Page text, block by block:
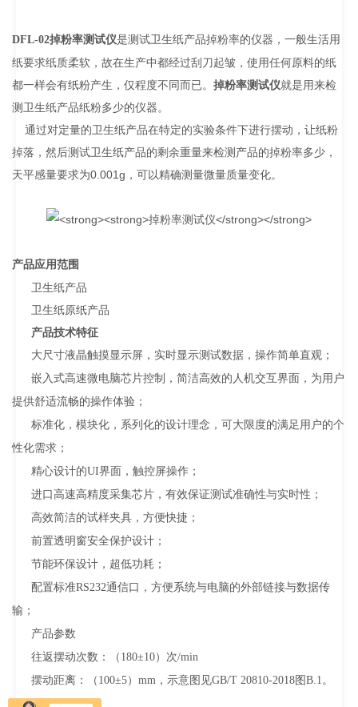
DFL-02掉粉率测试仪是测试卫生纸产品掉粉率的仪器，一般生活用
纸要求纸质柔软，故在生产中都经过刮刀起皱，使用任何原料的纸
都一样会有纸粉产生，仅程度不同而已。掉粉率测试仪就是用来检
测卫生纸产品纸粉多少的仪器。
通过对定量的卫生纸产品在特定的实验条件下进行摆动，让纸粉
掉落，然后测试卫生纸产品的剩余重量来检测产品的掉粉率多少，
天平感量要求为0.001g，可以精确测量微量质量变化。
产品应用范围
卫生纸产品
卫生纸原纸产品
产品技术特征
大尺寸液晶触摸显示屏，实时显示测试数据，操作简单直观；
嵌入式高速微电脑芯片控制，简洁高效的人机交互界面，为用户
提供舒适流畅的操作体验；
标准化，模块化，系列化的设计理念，可大限度的满足用户的个
性化需求；
精心设计的UI界面，触控屏操作；
进口高速高精度采集芯片，有效保证测试准确性与实时性；
高效简洁的试样夹具，方便快捷；
前置透明窗安全保护设计；
节能环保设计，超低功耗；
配置标准RS232通信口，方便系统与电脑的外部链接与数据传
输；
产品参数
往返摆动次数：（180±10）次/min
摆动距离：（100±5）mm，示意图见GB/T 20810-2018图B.1。